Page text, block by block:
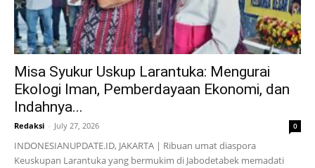
Misa Syukur Uskup Larantuka: Mengurai
Ekologi Iman, Pemberdayaan Ekonomi, dan
Indahnya...
Redaksi - July 27, 2026 0
INDONESIANUPDATE.ID, JAKARTA | Ribuan umat diaspora
Keuskupan Larantuka yang bermukim di Jabodetabek memadati